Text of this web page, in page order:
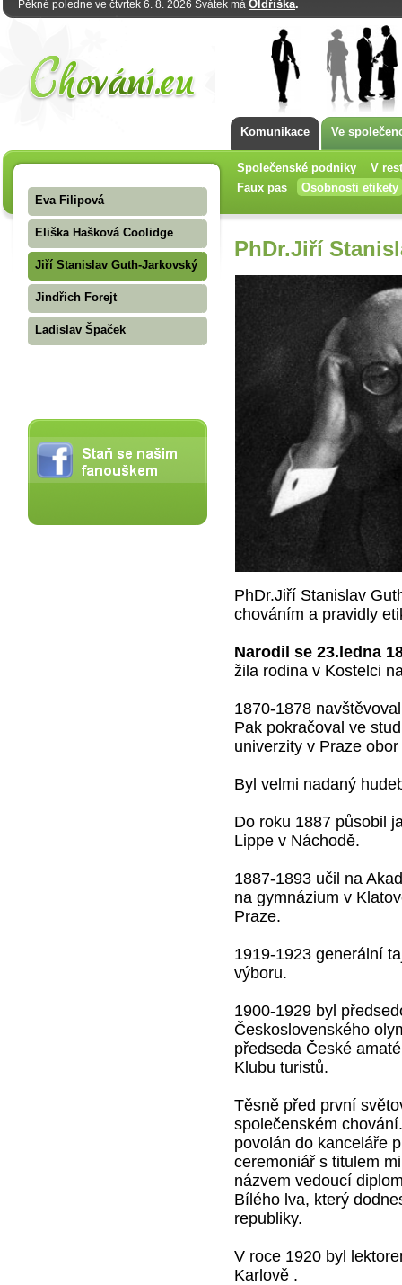
Pěkné poledne ve čtvrtek 6. 8. 2026 Svátek má Oldřiška.
Komunikace Ve
Společenské podniky
V
Faux pas
Osobnosti etikety
Eva Filipová
Eliška Hašková Coolidge
Jiří Stanislav Guth-Jarkovský
Jindřich Forejt
Ladislav Špaček
PhDr.Jiří
PhDr.Jiří Stanislav
chováním a pravidly
Narodil se 23.ledna
žila rodina v Kostelci
1870-1878
Pak pokračoval ve
univerzity v Praze
Byl velmi nadaný
Do roku 1887 působil
Lippe v Náchodě.
1887-1893 učil na
na gymnázium v
Praze.
1919-1923 generální
výboru.
1900-1929 byl
Československého
předseda České
Klubu turistů.
Těsně před první
společenském
povolán do kanceláře
ceremoniář s titulem
názvem vedoucí
Bílého lva, který
republiky.
V roce 1920 byl
Karlově .